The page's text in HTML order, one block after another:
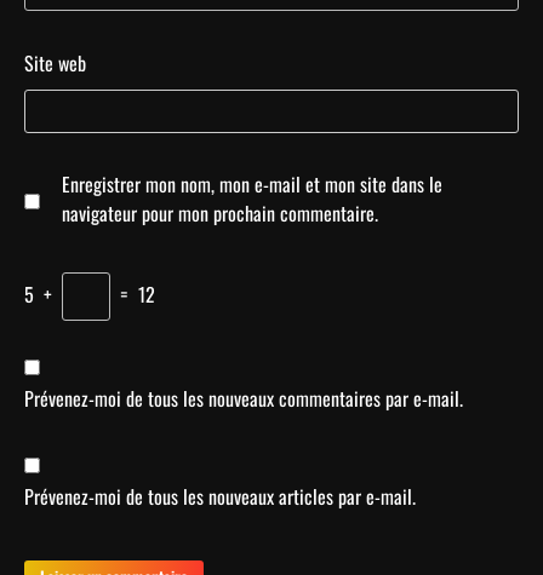
Site web
Enregistrer mon nom, mon e-mail et mon site dans le
navigateur pour mon prochain commentaire.
5 + = 12
Prévenez-moi de tous les nouveaux commentaires par e-mail.
Prévenez-moi de tous les nouveaux articles par e-mail.